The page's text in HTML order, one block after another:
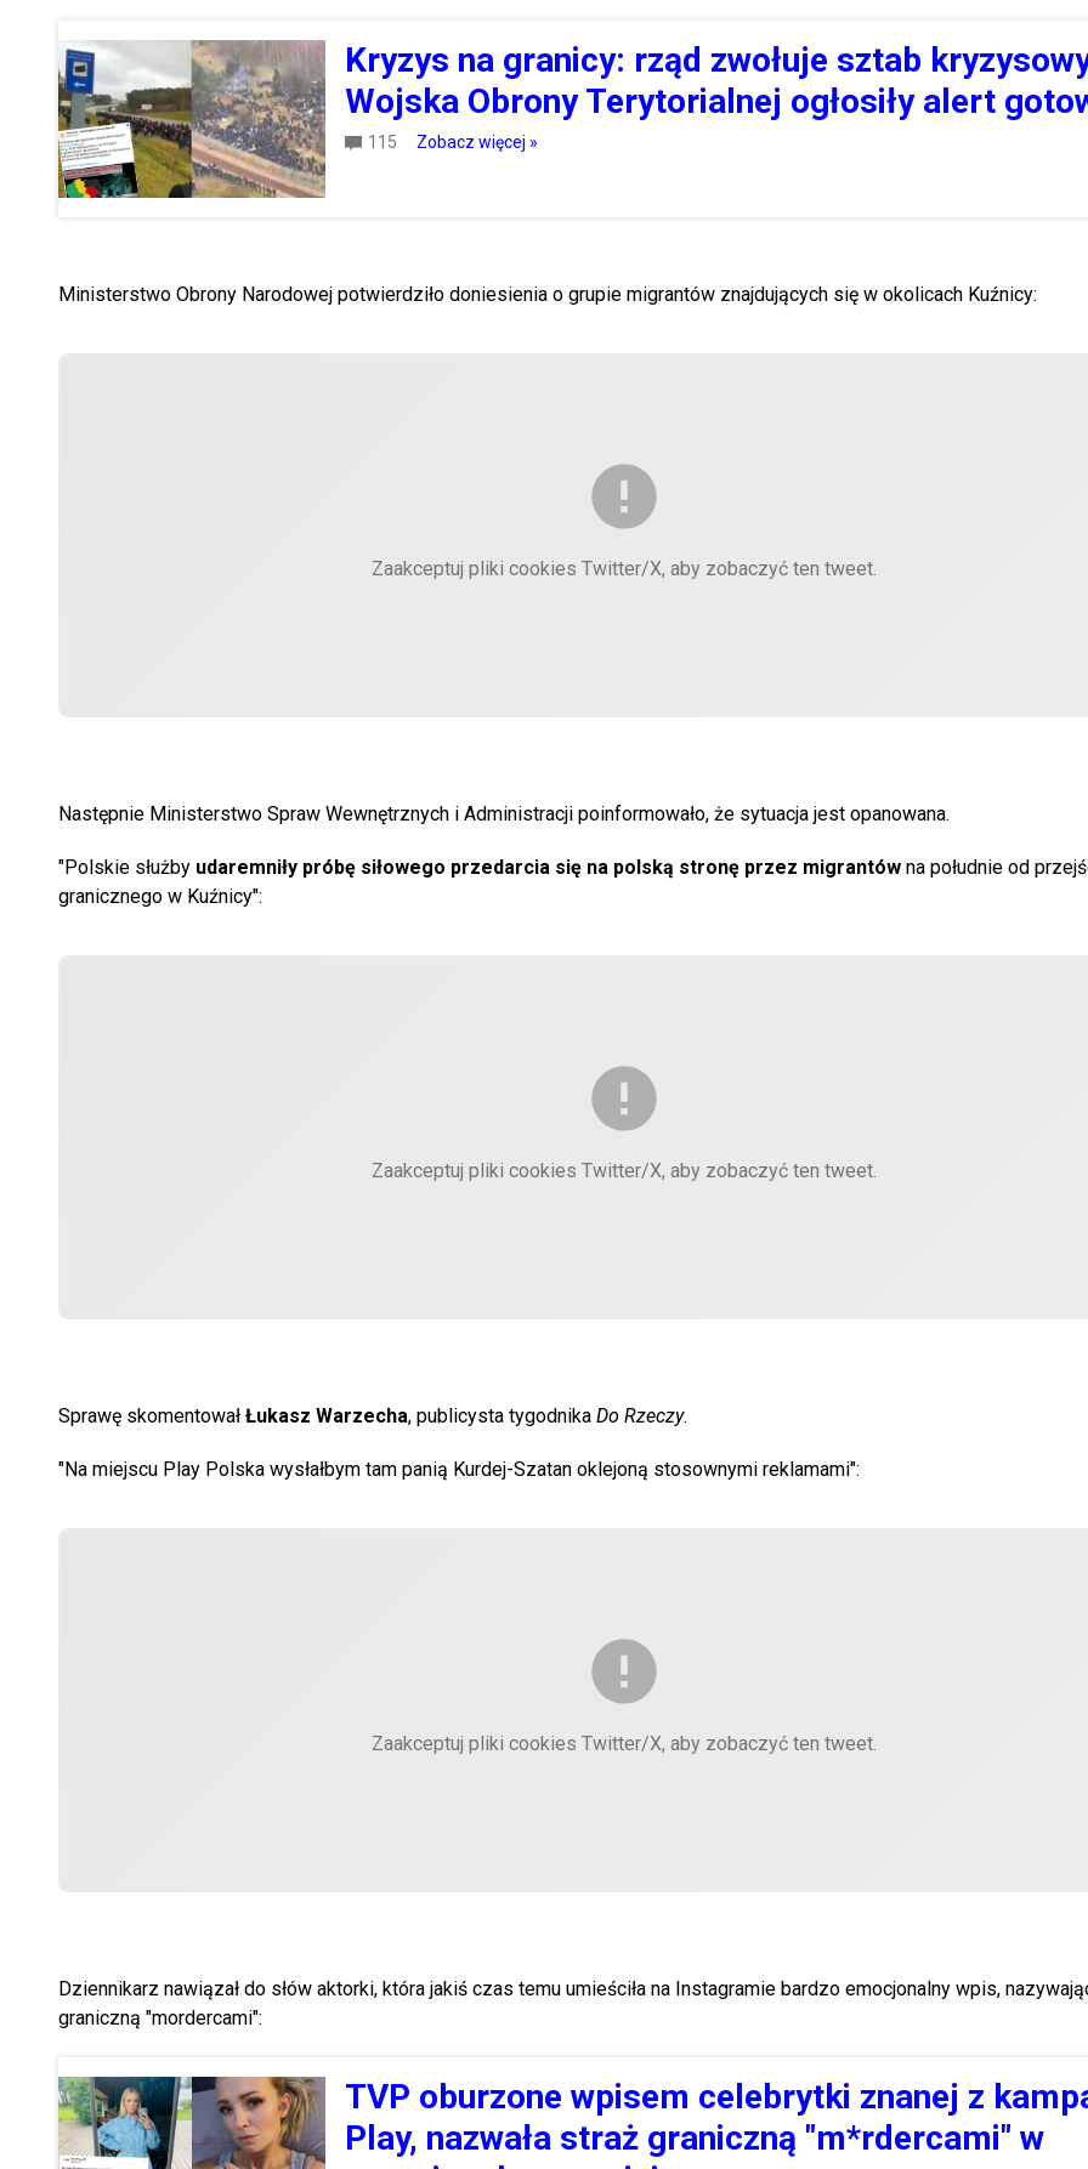
Kryzys na granicy: rząd zwołuje sztab
Wojska Obrony Terytorialnej ogłosiły alert
115 Zobacz więcej »
Ministerstwo Obrony Narodowej potwierdziło doniesienia o grupie migrantów znajdujących się w okolicach Kuźnicy:
Zaakceptuj pliki cookies Twitter/X, aby zobaczyć ten tweet.
Następnie Ministerstwo Spraw Wewnętrznych i Administracji poinformowało, że sytuacja jest opanowana.
"Polskie służby udaremniły próbę siłowego przedarcia się na polską stronę przez migrantów na południe od
granicznego w Kuźnicy":
Zaakceptuj pliki cookies Twitter/X, aby zobaczyć ten tweet.
Sprawę skomentował Łukasz Warzecha, publicysta tygodnika Do Rzeczy.
"Na miejscu Play Polska wysłałbym tam panią Kurdej-Szatan oklejoną stosownymi reklamami":
Zaakceptuj pliki cookies Twitter/X, aby zobaczyć ten tweet.
Dziennikarz nawiązał do słów aktorki, która jakiś czas temu umieściła na Instagramie bardzo emocjonalny wpis,
graniczną "mordercami":
TVP oburzone wpisem celebrytki znanej z
Play, nazwała straż graniczną "m*rdercami" w